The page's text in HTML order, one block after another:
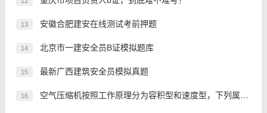
13 安徽合肥建安在线测试考前押题
14 北京市一建安全员B证模拟题库
15 最新广西建筑安全员模拟真题
16 空气压缩机按照工作原理分为容积型和速度型，下列属于速度型分类方式的是()。